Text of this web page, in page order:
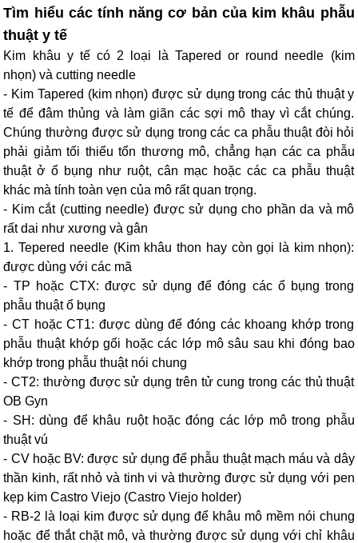
Tìm hiểu các tính năng cơ bản của kim khâu phẫu
thuật y tế
Kim khâu y tế có 2 loại là Tapered or round needle (kim
nhọn) và cutting needle
- Kim Tapered (kim nhọn) được sử dụng trong các thủ thuật y
tế để đâm thủng và làm giãn các sợi mô thay vì cắt chúng.
Chúng thường được sử dụng trong các ca phẫu thuật đòi hỏi
phải giảm tối thiểu tổn thương mô, chẳng hạn các ca phẫu
thuật ở ổ bụng như ruột, cân mạc hoặc các ca phẫu thuật
khác mà tính toàn vẹn của mô rất quan trọng.
- Kim cắt (cutting needle) được sử dụng cho phần da và mô
rất dai như xương và gân
1. Tepered needle (Kim khâu thon hay còn gọi là kim nhọn):
được dùng với các mã
- TP hoặc CTX: được sử dụng để đóng các ổ bụng trong
phẫu thuật ổ bụng
- CT hoặc CT1: được dùng để đóng các khoang khớp trong
phẫu thuật khớp gối hoặc các lớp mô sâu sau khi đóng bao
khớp trong phẫu thuật nói chung
- CT2: thường được sử dụng trên tử cung trong các thủ thuật
OB Gyn
- SH: dùng để khâu ruột hoặc đóng các lớp mô trong phẫu
thuật vú
- CV hoặc BV: được sử dụng để phẫu thuật mạch máu và dây
thần kinh, rất nhỏ và tinh vi và thường được sử dụng với pen
kẹp kim Castro Viejo (Castro Viejo holder)
- RB-2 là loại kim được sử dụng để khâu mô mềm nói chung
hoặc để thắt chặt mô, và thường được sử dụng với chỉ khâu